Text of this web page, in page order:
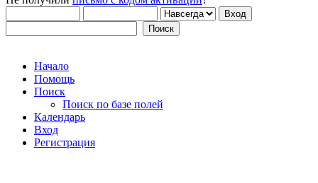
Начало
Помощь
Поиск
Поиск по базе полей
Календарь
Вход
Регистрация